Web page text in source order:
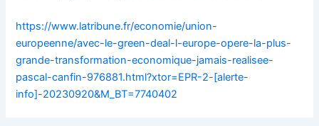
https://www.latribune.fr/economie/union-
europeenne/avec-le-green-deal-l-europe-opere-la-plus-
grande-transformation-economique-jamais-realisee-
pascal-canfin-976881.html?xtor=EPR-2-[alerte-
info]-20230920&M_BT=7740402